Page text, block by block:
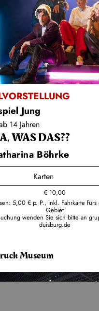
Jung
14 Jahren
WAS DAS??
Böhrke
Karten
€ 10,00
5,00 € p. P., inkl. Fahrkarte fürs
Gebiet
wenden Sie sich bitte an
duisburg.de
Museum